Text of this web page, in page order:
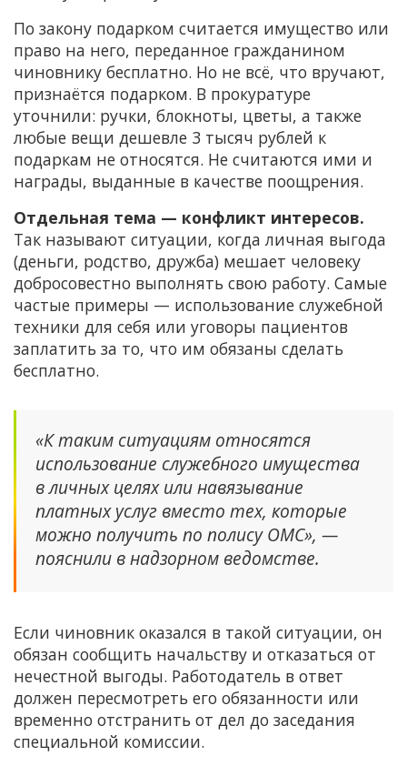
По закону подарком считается имущество или
право на него, переданное гражданином
чиновнику бесплатно. Но не всё, что вручают,
признаётся подарком. В прокуратуре
уточнили: ручки, блокноты, цветы, а также
любые вещи дешевле 3 тысяч рублей к
подаркам не относятся. Не считаются ими и
награды, выданные в качестве поощрения.
Отдельная тема — конфликт интересов.
Так называют ситуации, когда личная выгода
(деньги, родство, дружба) мешает человеку
добросовестно выполнять свою работу. Самые
частые примеры — использование служебной
техники для себя или уговоры пациентов
заплатить за то, что им обязаны сделать
бесплатно.
«К таким ситуациям относятся
использование служебного имущества
в личных целях или навязывание
платных услуг вместо тех, которые
можно получить по полису ОМС», —
пояснили в надзорном ведомстве.
Если чиновник оказался в такой ситуации, он
обязан сообщить начальству и отказаться от
нечестной выгоды. Работодатель в ответ
должен пересмотреть его обязанности или
временно отстранить от дел до заседания
специальной комиссии.